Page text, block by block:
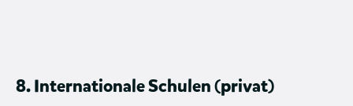
8. Internationale Schulen (privat)